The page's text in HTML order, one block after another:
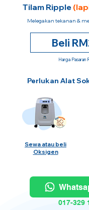
Tilam Ripple
Melegakan tekanan &
Beli
Harga Pasaran
Perlukan Alat
Sewa atau beli
Oksigen
017-329